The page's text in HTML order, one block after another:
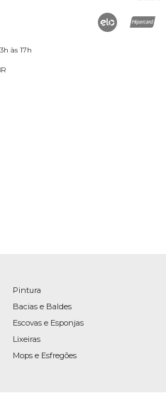
às 17h
Pintura
Bacias e Baldes
Escovas e Esponjas
Lixeiras
Mops e Esfregões